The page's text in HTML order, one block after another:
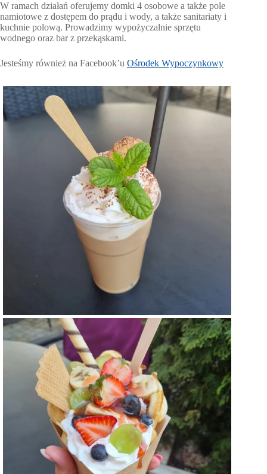
W ramach działań oferujemy domki 4 osobowe a także pole
namiotowe z dostępem do prądu i wody, a także sanitariaty i
kuchnie polową. Prowadzimy wypożyczalnie sprzętu
wodnego oraz bar z przekąskami.
Jesteśmy również na Facebook’u Ośrodek Wypoczynkowy